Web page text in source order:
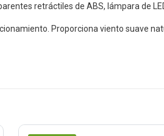
retráctiles de ABS, lámpara de
Proporciona viento suave